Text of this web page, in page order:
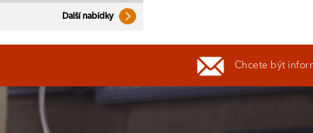
Další nabídky
Chcete být